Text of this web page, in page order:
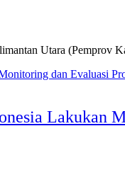
Utara (Pemprov
Lakukan